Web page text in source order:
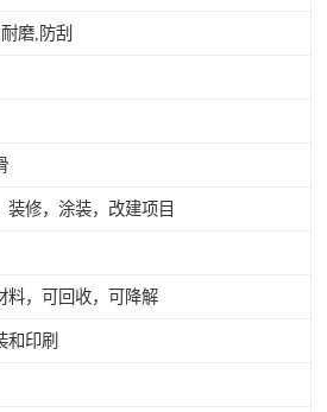
磨,防刮
装修，涂装，改建项目
料，可回收，可降解
和印刷